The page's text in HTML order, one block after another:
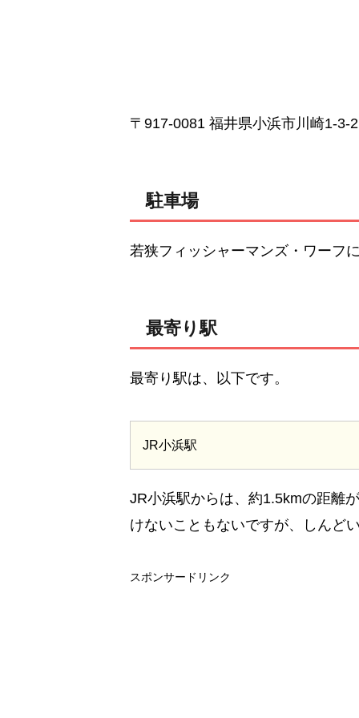
〒917-0081 福井県小浜市川崎1-3-2
駐車場
若狭フィッシャーマンズ・ワーフ
最寄り駅
最寄り駅は、以下です。
JR小浜駅
JR小浜駅からは、約1.5kmの距離
けないこともないですが、しんど
スポンサードリンク